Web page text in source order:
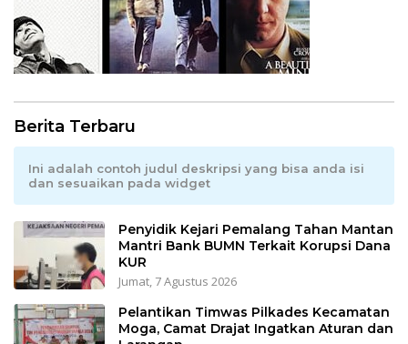
Berita Terbaru
Ini adalah contoh judul deskripsi yang bisa anda isi
dan sesuaikan pada widget
Penyidik Kejari Pemalang Tahan Mantan
Mantri Bank BUMN Terkait Korupsi Dana
KUR
Jumat, 7 Agustus 2026
Pelantikan Timwas Pilkades Kecamatan
Moga, Camat Drajat Ingatkan Aturan dan